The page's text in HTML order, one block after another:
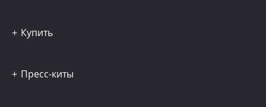
Купить
Пресс-киты